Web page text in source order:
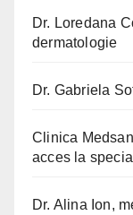
Dr. Loredana
dermatologie
Dr. Gabriela
Clinica
acces la
Dr. Alina Ion,